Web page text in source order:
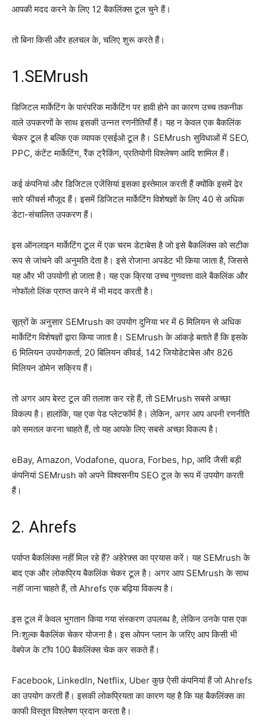
आपकी मदद करने के लिए 12 बैकलिंक्स टूल चुने हैं।
तो बिना किसी और हलचल के, चलिए शुरू करते हैं।
1.SEMrush
डिजिटल मार्केटिंग के पारंपरिक मार्केटिंग पर हावी होने का कारण उच्च तकनीक
वाले उपकरणों के साथ इसकी उन्नत रणनीतियाँ हैं। यह न केवल एक बैकलिंक
चेकर टूल है बल्कि एक व्यापक एसईओ टूल है। SEMrush सुविधाओं में SEO,
PPC, कंटेंट मार्केटिंग, रैंक ट्रैकिंग, प्रतियोगी विश्लेषण आदि शामिल हैं।
कई कंपनियां और डिजिटल एजेंसियां ​​इसका इस्तेमाल करती हैं क्योंकि इसमें ढेर
सारे फीचर्स मौजूद हैं। इसमें डिजिटल मार्केटिंग विशेषज्ञों के लिए 40 से अधिक
डेटा-संचालित उपकरण हैं।
इस ऑनलाइन मार्केटिंग टूल में एक चरम डेटाबेस है जो इसे बैकलिंक्स को सटीक
रूप से जांचने की अनुमति देता है। इसे रोजाना अपडेट भी किया जाता है, जिससे
यह और भी उपयोगी हो जाता है। यह एक क्रिया उच्च गुणवत्ता वाले बैकलिंक और
नोफॉलो लिंक प्राप्त करने में भी मदद करती है।
सूत्रों के अनुसार SEMrush का उपयोग दुनिया भर में 6 मिलियन से अधिक
मार्केटिंग विशेषज्ञों द्वारा किया जाता है। SEMrush के आंकड़े बताते हैं कि इसके
6 मिलियन उपयोगकर्ता, 20 बिलियन कीवर्ड, 142 जियोडेटाबेस और 826
मिलियन डोमेन सक्रिय हैं।
तो अगर आप बेस्ट टूल की तलाश कर रहे हैं, तो SEMrush सबसे अच्छा
विकल्प है। हालांकि, यह एक पेड प्लेटफॉर्म है। लेकिन, अगर आप अपनी रणनीति
को समतल करना चाहते हैं, तो यह आपके लिए सबसे अच्छा विकल्प है।
eBay, Amazon, Vodafone, quora, Forbes, hp, आदि जैसी बड़ी
कंपनियां SEMrush को अपने विश्वसनीय SEO टूल के रूप में उपयोग करती
हैं।
2. Ahrefs
पर्याप्त बैकलिंक्स नहीं मिल रहे हैं? अहेरेफ़्स का प्रयास करें। यह SEMrush के
बाद एक और लोकप्रिय बैकलिंक चेकर टूल है। अगर आप SEMrush के साथ
नहीं जाना चाहते हैं, तो Ahrefs एक बढ़िया विकल्प है।
इस टूल में केवल भुगतान किया गया संस्करण उपलब्ध है, लेकिन उनके पास एक
निःशुल्क बैकलिंक चेकर योजना है। इस ओपन प्लान के जरिए आप किसी भी
वेबपेज के टॉप 100 बैकलिंक्स चेक कर सकते हैं।
Facebook, LinkedIn, Netflix, Uber कुछ ऐसी कंपनियां हैं जो Ahrefs
का उपयोग करती हैं। इसकी लोकप्रियता का कारण यह है कि यह बैकलिंक्स का
काफी विस्तृत विश्लेषण प्रदान करता है।